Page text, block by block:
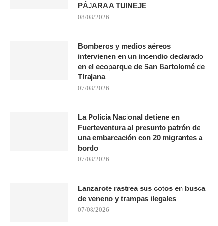
PÁJARA A TUINEJE
08/08/2026
Bomberos y medios aéreos
intervienen en un incendio declarado
en el ecoparque de San Bartolomé de
Tirajana
07/08/2026
La Policía Nacional detiene en
Fuerteventura al presunto patrón de
una embarcación con 20 migrantes a
bordo
07/08/2026
Lanzarote rastrea sus cotos en busca
de veneno y trampas ilegales
07/08/2026